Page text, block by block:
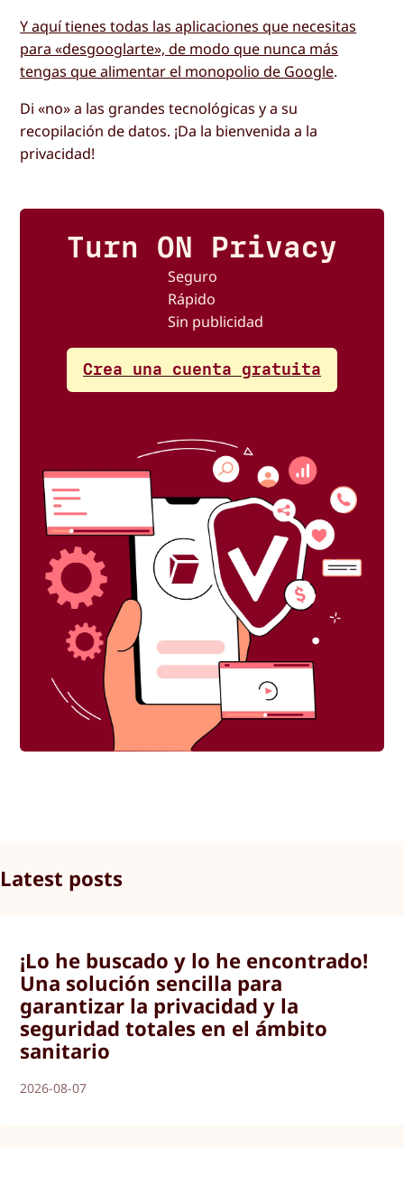
Y aquí tienes todas las aplicaciones que necesitas
para «desgooglarte», de modo que nunca más
tengas que alimentar el monopolio de Google.
Di «no» a las grandes tecnológicas y a su
recopilación de datos. ¡Da la bienvenida a la
privacidad!
Turn ON Privacy
Seguro
Rápido
Sin publicidad
Crea una cuenta gratuita
Latest posts
¡Lo he buscado y lo he encontrado!
Una solución sencilla para
garantizar la privacidad y la
seguridad totales en el ámbito
sanitario
2026-08-07